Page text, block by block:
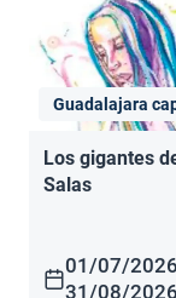
Guadalajara
Los gigantes
Salas
01/07/2026
31/08/2026